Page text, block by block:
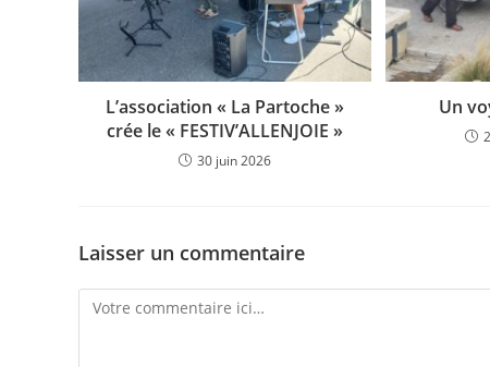
L’association « La Partoche »
crée le « FESTIV’ALLENJOIE »
30 juin 2026
Un
Laisser un commentaire
Comment